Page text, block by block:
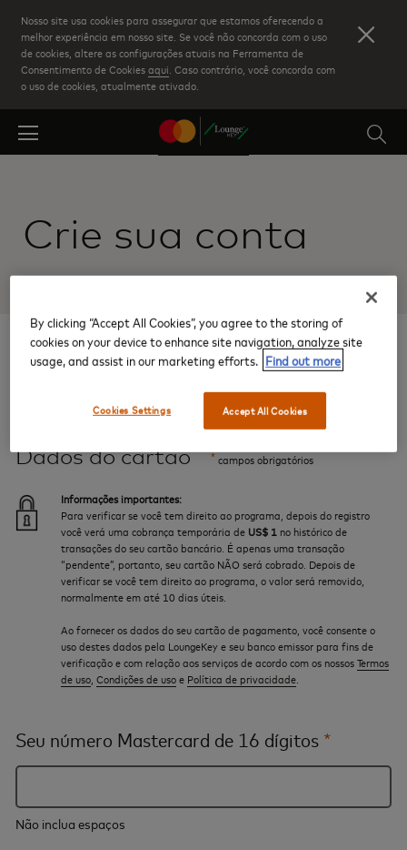
Skip
to
main
content
Nosso site usa cookies para assegurar que estamos oferecendo a
melhor experiência em nosso site. Se você não concorda com o uso
de cookies, altere as configurações atuais na Ferramenta de
Consentimento de Cookiesaqui . Caso contrário, você concorda com
o uso de cookies, atualmente ativado.
Crie sua conta
1 Digite os dados do seu
cartão
Dados do cartão *campos obrigatórios
Informações importantes:
Para verificar se você tem direito ao programa, depois do registro
você verá uma cobrança temporária de US$ 1 no histórico de
transações do seu cartão bancário. É apenas uma transação
“pendente”, portanto, seu cartão NÃO será cobrado. Depois de
verificar se você tem direito ao programa, o valor será removido,
normalmente em até 10 dias úteis.
Ao fornecer os dados do seu cartão de pagamento, você consente o
uso destes dados pela LoungeKey e seu banco emissor para fins de
verificação e com relação aos serviços de acordo com os nossosTermos
de uso Condições de usoe Política de privacidade
Seu número Mastercard de 16 dígitos *
Não inclua espaços
By clicking “Accept All Cookies”, you agree to the storing of
cookies on your device to enhance site navigation, analyze site
usage, and assist in our marketing efforts. Find out more
Accept All Cookies
Cookies Settings